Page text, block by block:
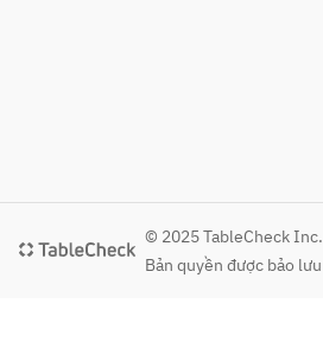
© 2025 TableCheck Inc.
Bản quyền được bảo lưu